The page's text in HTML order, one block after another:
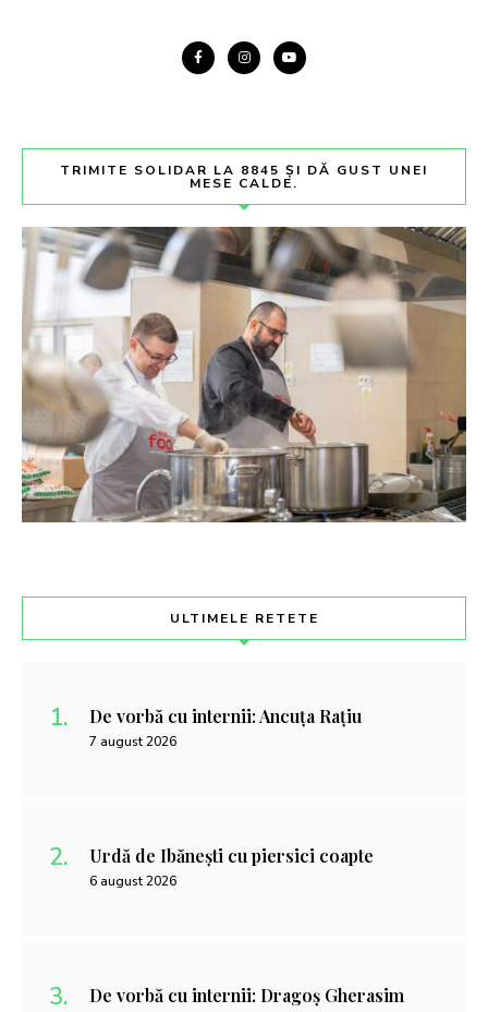
TRIMITE SOLIDAR LA 8845 ȘI DĂ GUST UNEI
MESE CALDE.
ULTIMELE RETETE
De vorbă cu internii: Ancuța Rațiu
7 august 2026
Urdă de Ibănești cu piersici coapte
6 august 2026
De vorbă cu internii: Dragoș Gherasim